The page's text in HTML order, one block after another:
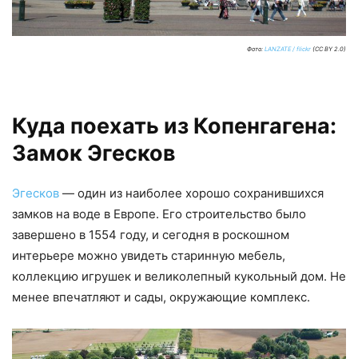
Фото: LANZATE / flickr (CC BY 2.0)
Куда поехать из Копенгагена:
Замок Эгесков
Эгесков — один из наиболее хорошо сохранившихся
замков на воде в Европе. Его строительство было
завершено в 1554 году, и сегодня в роскошном
интерьере можно увидеть старинную мебель,
коллекцию игрушек и великолепный кукольный дом. Не
менее впечатляют и сады, окружающие комплекс.